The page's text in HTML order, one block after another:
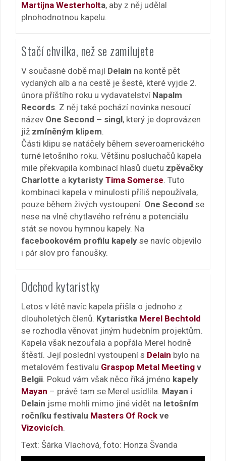
Martijna Westerholta, aby z něj udělal
plnohodnotnou kapelu.
Stačí chvilka, než se zamilujete
V současné době mají Delain na kontě pět
vydaných alb a na cestě je šesté, které vyjde 2.
února příštího roku u vydavatelství Napalm
Records . Z něj také pochází novinka nesoucí
název One Second – singl, který je doprovázen
již zmíněným klipem
Části klipu se natáčely během severoamerického
turné letošního roku. Většinu posluchačů kapela
mile překvapila kombinací hlasů duetu zpěvačky
Charlotte a kytaristy Tima Somerse . Tuto
kombinaci kapela v minulosti příliš nepoužívala,
pouze během živých vystoupení. One Second se
nese na vlně chytlavého refrénu a potenciálu
stát se novou hymnou kapely. Na
facebookovém profilu kapely se navíc objevilo
i pár slov pro fanoušky.
Odchod kytaristky
Letos v létě navíc kapela přišla o jednoho z
dlouholetých členů. Kytaristka Merel Bechtold
se rozhodla věnovat jiným hudebním projektům.
Kapela však nezoufala a popřála Merel hodně
štěstí. Její poslední vystoupení s Delain bylo na
metalovém festivalu Graspop Metal Meeting v
Belgii . Pokud vám však něco říká jméno kapely
Mayan – právě tam se Merel usídlila. Mayan i
Delain jsme mohli mimo jiné vidět na letošním
ročníku festivalu Masters Of Rock ve
Vizovicích
Text: Šárka Vlachová, foto: Honza Švanda